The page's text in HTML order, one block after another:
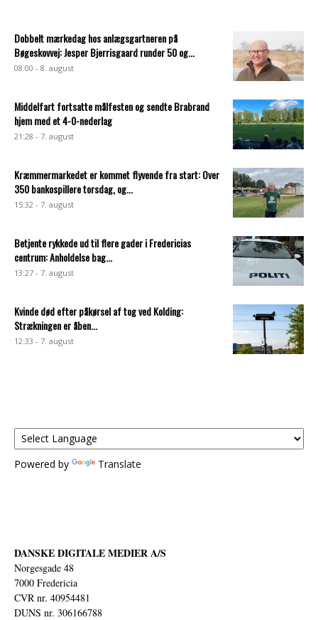
Dobbelt mærkedag hos anlægsgartneren på
Bøgeskovvej: Jesper Bjerrisgaard runder 50 og...
08:00 - 8. august
Middelfart fortsatte målfesten og sendte Brabrand
hjem med et 4-0-nederlag
21:28 - 7. august
Kræmmermarkedet er kommet flyvende fra start: Over
350 bankospillere torsdag, og...
15:32 - 7. august
Betjente rykkede ud til flere gader i Fredericias
centrum: Anholdelse bag...
13:27 - 7. august
Kvinde død efter påkørsel af tog ved Kolding:
Strækningen er åben...
12:33 - 7. august
Powered by Translate
DANSKE DIGITALE MEDIER A/S
Norgesgade 48
7000 Fredericia
CVR nr. 40954481
DUNS nr. 306166788